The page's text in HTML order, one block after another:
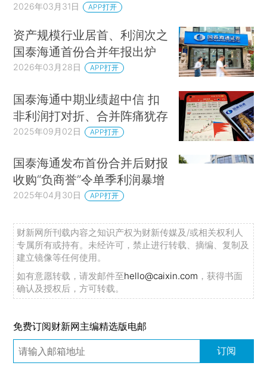
2026年03月31日 APP打开
资产规模行业居首、利润次之
国泰海通首份合并年报出炉
2026年03月28日 APP打开
国泰海通中期业绩超中信 扣
非利润打对折、合并阵痛犹存
2025年09月02日 APP打开
国泰海通发布首份合并后财报
收购“负商誉”令单季利润暴增
2025年04月30日 APP打开
财新网所刊载内容之知识产权为财新传媒及/或相关权利人
专属所有或持有。未经许可，禁止进行转载、摘编、复制及
建立镜像等任何使用。
如有意愿转载，请发邮件至hello@caixin.com ，获得书面
确认及授权后，方可转载。
免费订阅财新网主编精选版电邮
订阅